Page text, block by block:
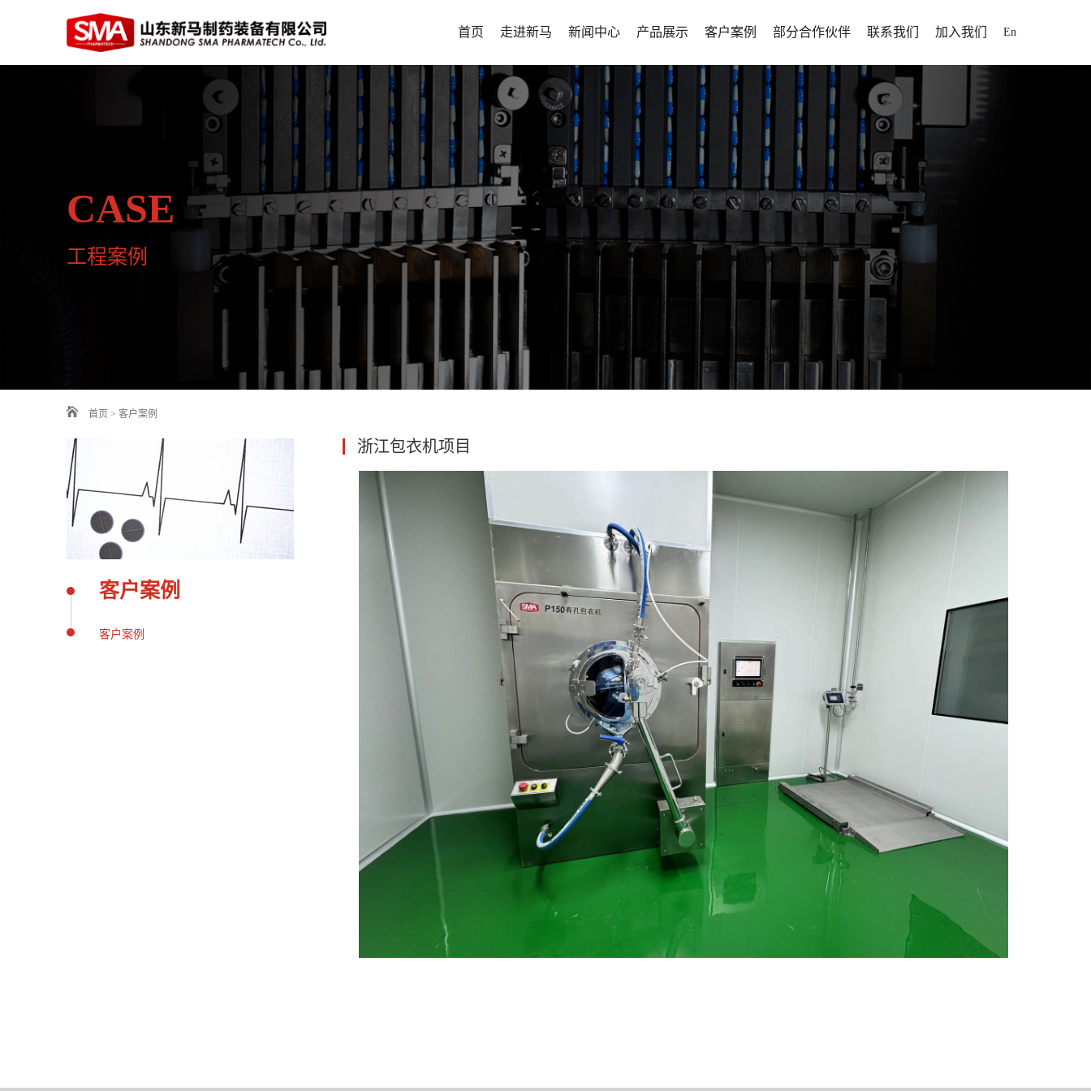
首页 走进新马
公司介绍
发展历程
企业文化
资质荣誉
新马风貌
山东新马制药装备有限公司坐落于山东省
年，其前身为意大利...
新闻中心
新闻中心
新马药机将不断为制药行业提供高效率、
高质量、高可靠性、高性价比的固体制剂
及时到位的全方位服务。
产品展示
实验型项目整体解决方案
生产型项目整体解决方案
密闭性项目整体解决方案
连续制造解决方案
客户定制化解决方案
为全球用户提供固体制剂专业化、自动
化、信息化、智能化整体解决方案。
客户案例
为全球用户提供固体制剂专业化、自动
化、信息化、智能化整体解决方案。
部分合作伙伴 联系我们 加入我们
招聘信息
人才发展
En
CASE
工程案例
首页 > 客户案例
客户案例
客户案例
浙江包衣机项目